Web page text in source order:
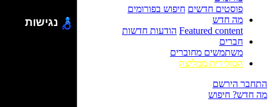
פוסטים חדשים חיפוש בפורומים
מה חדש
Featured content הודעות חדשות
חברים
משתמשים מחוברים
הסולידית ממליצה
התחבר הירשם
מה חדש? חיפוש
נגישות